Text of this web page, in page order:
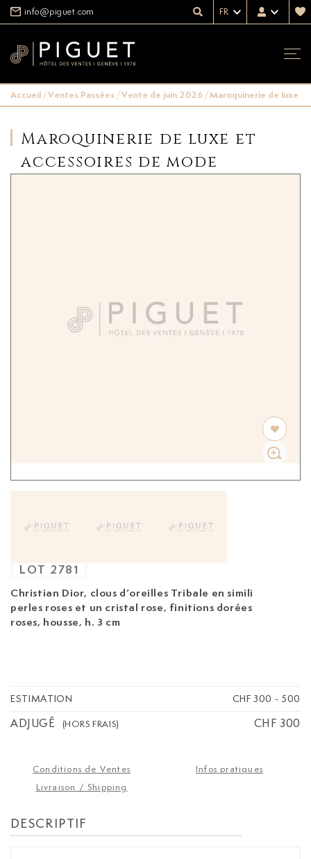
info@piguet.com FR
Accueil/Ventes Passées/Vente de juin 2026/Maroquinerie de luxe
Maroquinerie de luxe et
accessoires de mode
Christian Dior, clous d’oreilles Tribale en simili
perles roses et un cristal rose, finitions dorées
roses, housse, h. 3 cm
LOT 2781
ESTIMATION CHF 300 - 500
ADJUGÉ (HORS FRAIS) CHF 300
Conditions de Ventes
Infos pratiques
Livraison / Shipping
DESCRIPTIF